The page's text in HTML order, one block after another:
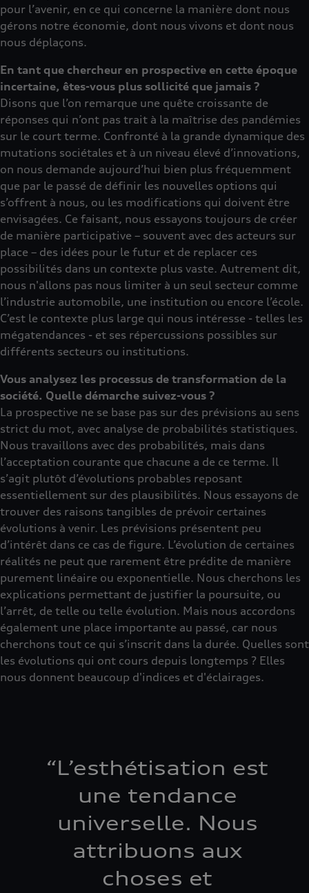
pour l’avenir, en ce qui concerne la manière dont nous
gérons notre économie, dont nous vivons et dont nous
nous déplaçons.
En tant que chercheur en prospective en cette époque
incertaine, êtes-vous plus sollicité que jamais ?
Disons que l’on remarque une quête croissante de
réponses qui n’ont pas trait à la maîtrise des pandémies
sur le court terme. Confronté à la grande dynamique des
mutations sociétales et à un niveau élevé d’innovations,
on nous demande aujourd’hui bien plus fréquemment
que par le passé de définir les nouvelles options qui
s’offrent à nous, ou les modifications qui doivent être
envisagées. Ce faisant, nous essayons toujours de créer
de manière participative – souvent avec des acteurs sur
place – des idées pour le futur et de replacer ces
possibilités dans un contexte plus vaste. Autrement dit,
nous n'allons pas nous limiter à un seul secteur comme
l’industrie automobile, une institution ou encore l’école.
C’est le contexte plus large qui nous intéresse - telles les
mégatendances - et ses répercussions possibles sur
différents secteurs ou institutions.
Vous analysez les processus de transformation de la
société. Quelle démarche suivez-vous ?
La prospective ne se base pas sur des prévisions au sens
strict du mot, avec analyse de probabilités statistiques.
Nous travaillons avec des probabilités, mais dans
l’acceptation courante que chacune a de ce terme. Il
s’agit plutôt d’évolutions probables reposant
essentiellement sur des plausibilités. Nous essayons de
trouver des raisons tangibles de prévoir certaines
évolutions à venir. Les prévisions présentent peu
d’intérêt dans ce cas de figure. L’évolution de certaines
réalités ne peut que rarement être prédite de manière
purement linéaire ou exponentielle. Nous cherchons les
explications permettant de justifier la poursuite, ou
l’arrêt, de telle ou telle évolution. Mais nous accordons
également une place importante au passé, car nous
cherchons tout ce qui s’inscrit dans la durée. Quelles sont
les évolutions qui ont cours depuis longtemps ? Elles
nous donnent beaucoup d'indices et d'éclairages.
“L’esthétisation est
une tendance
universelle. Nous
attribuons aux
choses et